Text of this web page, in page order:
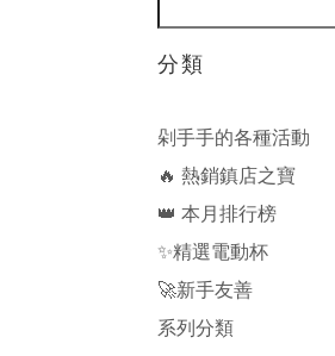
分類
剁手手的各種活動
🔥 熱銷鎮店之寶
👑 本月排行榜
✨精選電動杯
🚀新手友善
系列分類